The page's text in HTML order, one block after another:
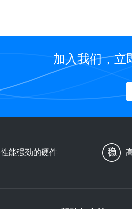
加入我们，立
性能强劲的硬件